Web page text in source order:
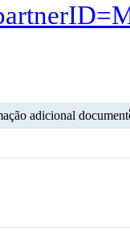
adicional